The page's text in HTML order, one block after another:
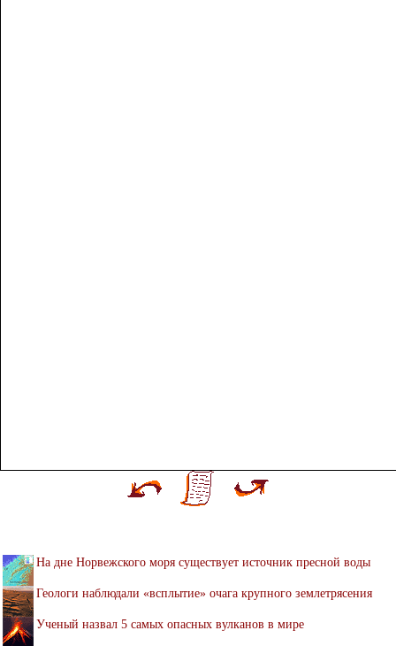
На дне Норвежского моря существует источник пресной воды
Геологи наблюдали «всплытие» очага крупного землетрясения
Ученый назвал 5 самых опасных вулканов в мире